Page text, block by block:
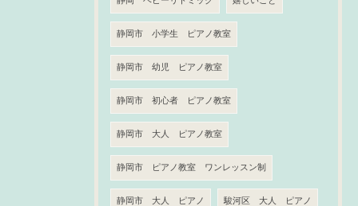
静岡市 小学生 ピアノ教室
静岡市 幼児 ピアノ教室
静岡市 初心者 ピアノ教室
静岡市 大人 ピアノ教室
静岡市 ピアノ教室 ワンレッスン制
静岡市 大人 ピアノ 駿河区 大人 ピアノ